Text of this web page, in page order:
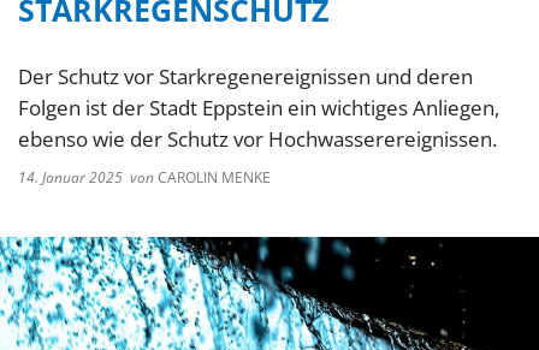
STARKREGENSCHUTZ
Der Schutz vor Starkregenereignissen und deren
Folgen ist der Stadt Eppstein ein wichtiges Anliegen,
ebenso wie der Schutz vor Hochwasserereignissen.
14. Januar 2025 vonCAROLIN MENKE